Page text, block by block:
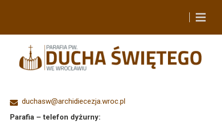
duchasw@archidiecezja.wroc.pl
Parafia – telefon dyżurny: